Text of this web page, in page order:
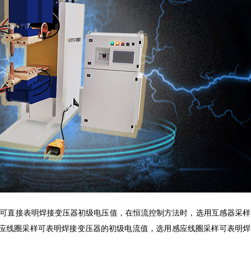
直接表明焊接变压器初级电压值，在恒流控制方法时，选用互感器采样
线圈采样可表明焊接变压器的初级电流值，选用感应线圈采样可表明焊